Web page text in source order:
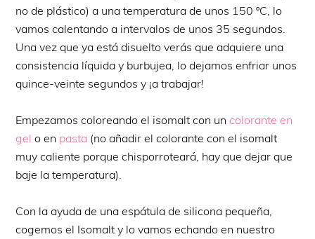
no de plástico) a una temperatura de unos 150 ºC, lo
vamos calentando a intervalos de unos 35 segundos.
Una vez que ya está disuelto verás que adquiere una
consistencia líquida y burbujea, lo dejamos enfriar unos
quince-veinte segundos y ¡a trabajar!
Empezamos coloreando el isomalt con un colorante en
gelo en pasta (no añadir el colorante con el isomalt
muy caliente porque chisporroteará, hay que dejar que
baje la temperatura).
Con la ayuda de una espátula de silicona pequeña,
cogemos el Isomalt y lo vamos echando en nuestro